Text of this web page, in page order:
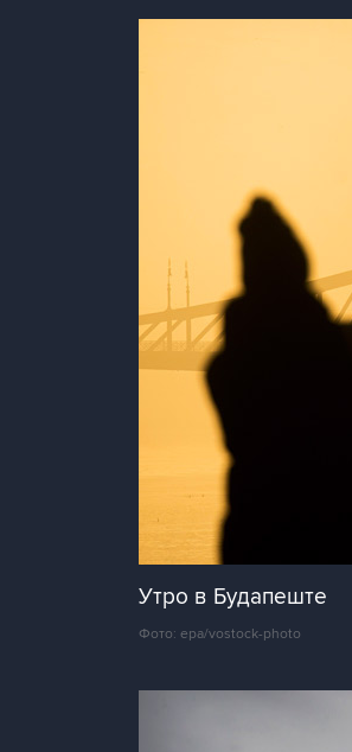
Утро в Будапеште
Фото: epa/vostock-photo